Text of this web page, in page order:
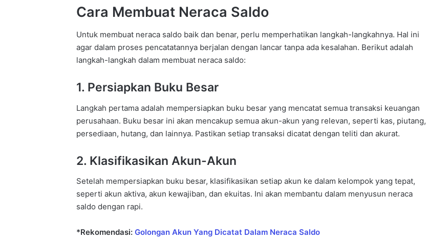
Cara Membuat Neraca Saldo
Untuk membuat neraca saldo baik dan benar, perlu memperhatikan langkah-langkahnya. Hal ini
agar dalam proses pencatatannya berjalan dengan lancar tanpa ada kesalahan. Berikut adalah
langkah-langkah dalam membuat neraca saldo:
1. Persiapkan Buku Besar
Langkah pertama adalah mempersiapkan buku besar yang mencatat semua transaksi keuangan
perusahaan. Buku besar ini akan mencakup semua akun-akun yang relevan, seperti kas, piutang,
persediaan, hutang, dan lainnya. Pastikan setiap transaksi dicatat dengan teliti dan akurat.
2. Klasifikasikan Akun-Akun
Setelah mempersiapkan buku besar, klasifikasikan setiap akun ke dalam kelompok yang tepat,
seperti akun aktiva, akun kewajiban, dan ekuitas. Ini akan membantu dalam menyusun neraca
saldo dengan rapi.
*Rekomendasi:Golongan Akun Yang Dicatat Dalam Neraca Saldo